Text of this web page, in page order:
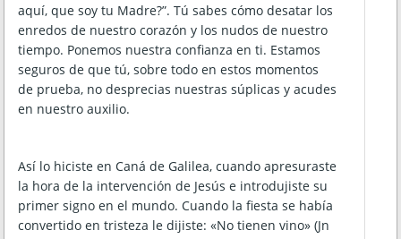
aquí, que soy tu Madre?”. Tú sabes cómo desatar los
enredos de nuestro corazón y los nudos de nuestro
tiempo. Ponemos nuestra confianza en ti. Estamos
seguros de que tú, sobre todo en estos momentos
de prueba, no desprecias nuestras súplicas y acudes
en nuestro auxilio.
Así lo hiciste en Caná de Galilea, cuando apresuraste
la hora de la intervención de Jesús e introdujiste su
primer signo en el mundo. Cuando la fiesta se había
convertido en tristeza le dijiste: «No tienen vino» (Jn